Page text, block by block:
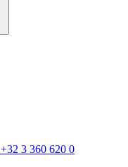
+32 3 360 620 0